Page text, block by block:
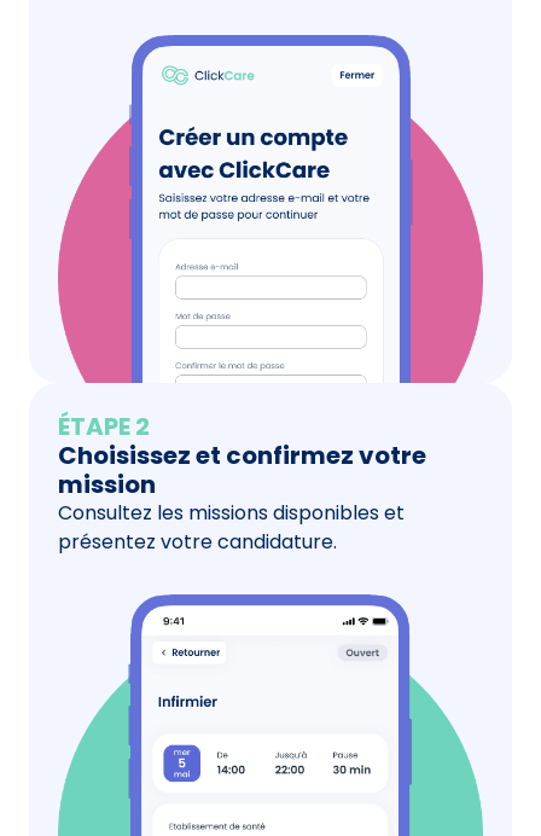
ÉTAPE 2
Choisissez et confirmez votre
mission
Consultez les missions disponibles et
présentez votre candidature.